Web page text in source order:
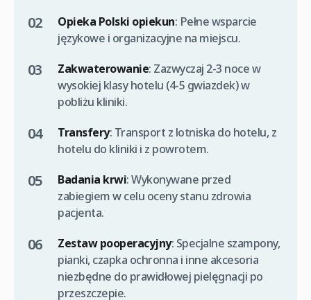
Opieka Polski opiekun: Pełne wsparcie
językowe i organizacyjne na miejscu.
Zakwaterowanie: Zazwyczaj 2-3 noce w
wysokiej klasy hotelu (4-5 gwiazdek) w
pobliżu kliniki.
Transfery: Transport z lotniska do hotelu, z
hotelu do kliniki i z powrotem.
Badania krwi: Wykonywane przed
zabiegiem w celu oceny stanu zdrowia
pacjenta.
Zestaw pooperacyjny: Specjalne szampony,
pianki, czapka ochronna i inne akcesoria
niezbędne do prawidłowej pielęgnacji po
przeszczepie.